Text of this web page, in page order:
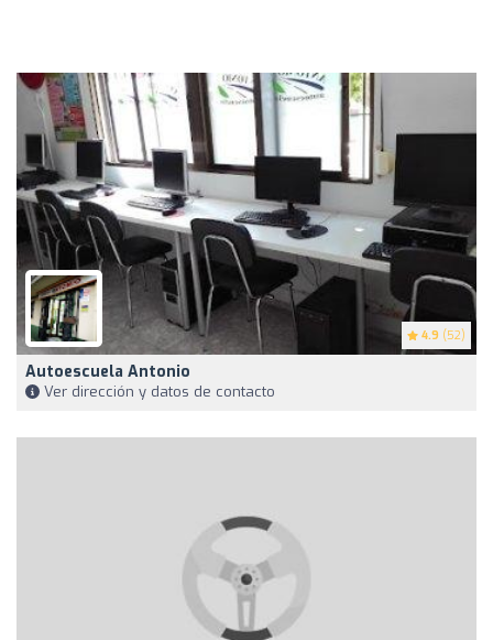
4.9 (52)
Autoescuela Antonio
Ver dirección y datos de contacto